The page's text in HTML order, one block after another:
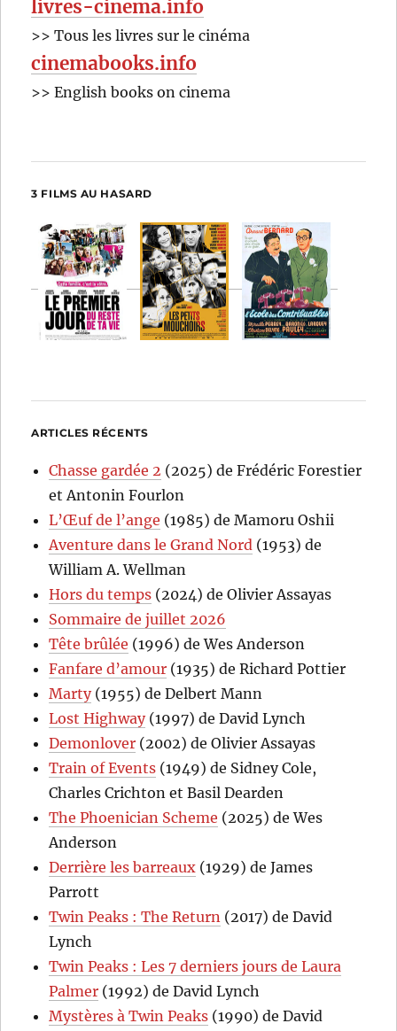
livres-cinema.info
>> Tous les livres sur le cinéma
cinemabooks.info
>> English books on cinema
3 FILMS AU HASARD
ARTICLES RÉCENTS
Chasse gardée 2 (2025) de Frédéric Forestier
et Antonin Fourlon
L’Œuf de l’ange (1985) de Mamoru Oshii
Aventure dans le Grand Nord (1953) de
William A. Wellman
Hors du temps (2024) de Olivier Assayas
Sommaire de juillet 2026
Tête brûlée (1996) de Wes Anderson
Fanfare d’amour (1935) de Richard Pottier
Marty(1955) de Delbert Mann
Lost Highway(1997) de David Lynch
Demonlover (2002) de Olivier Assayas
Train of Events (1949) de Sidney Cole,
Charles Crichton et Basil Dearden
The Phoenician Scheme (2025) de Wes
Anderson
Derrière les barreaux (1929) de James
Parrott
Twin Peaks : The Return (2017) de David
Lynch
Twin Peaks : Les 7 derniers jours de Laura
Palmer (1992) de David Lynch
Mystères à Twin Peaks (1990) de David